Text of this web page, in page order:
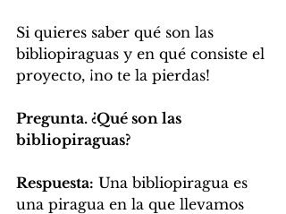
Si quieres saber qué son las
bibliopiraguas y en qué consiste el
proyecto, ¡no te la pierdas!
Pregunta. ¿Qué son las
bibliopiraguas?
Respuesta: Una bibliopiragua es
una piragua en la que llevamos